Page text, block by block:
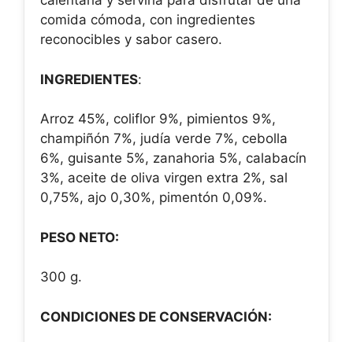
comida cómoda, con ingredientes
reconocibles y sabor casero.
INGREDIENTES:
Arroz 45%, coliflor 9%, pimientos 9%,
champiñón 7%, judía verde 7%, cebolla
6%, guisante 5%, zanahoria 5%, calabacín
3%, aceite de oliva virgen extra 2%, sal
0,75%, ajo 0,30%, pimentón 0,09%.
PESO NETO:
300 g.
CONDICIONES DE CONSERVACIÓN: